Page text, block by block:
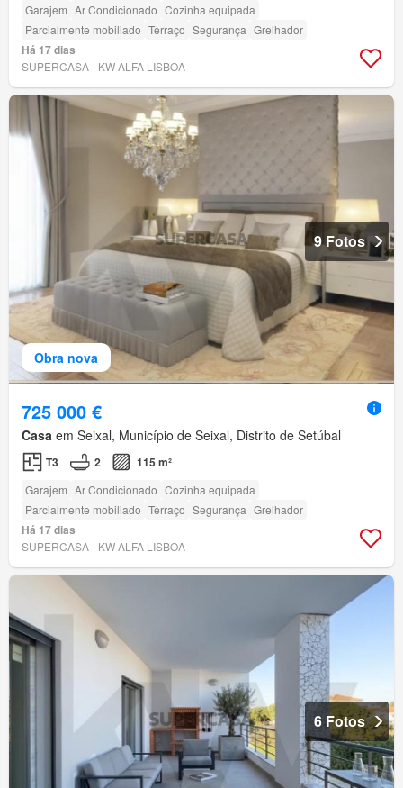
Garajem Ar Condicionado Cozinha equipada
Parcialmente mobiliado Terraço Segurança Grelhador
Há 17 dias
SUPERCASA - KW ALFA LISBOA
Obra nova
9 Fotos
725 000 €
Casa em Seixal, Município de Seixal, Distrito de Setúbal
T3 2 115 m²
Garajem Ar Condicionado Cozinha equipada
Parcialmente mobiliado Terraço Segurança Grelhador
Há 17 dias
SUPERCASA - KW ALFA LISBOA
6 Fotos